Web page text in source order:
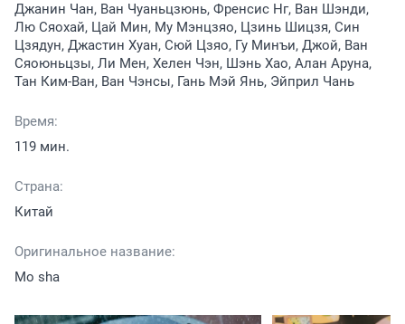
Джанин Чан, Ван Чуаньцзюнь, Френсис Нг, Ван Шэнди,
Лю Сяохай, Цай Мин, Му Мэнцзяо, Цзинь Шицзя, Син
Цзядун, Джастин Хуан, Сюй Цзяо, Гу Минъи, Джой, Ван
Сяоюньцзы, Ли Мен, Хелен Чэн, Шэнь Хао, Алан Аруна,
Тан Ким-Ван, Ван Чэнсы, Гань Мэй Янь, Эйприл Чань
Время:
119 мин.
Страна:
Китай
Оригинальное название:
Mo sha